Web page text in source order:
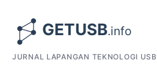
JURNAL LAPANGAN TEKNOLOGI USB